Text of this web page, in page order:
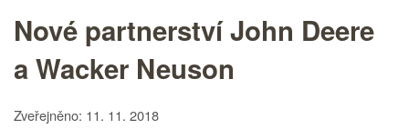
Nové partnerství John Deere
a Wacker Neuson
Zveřejněno: 11. 11. 2018